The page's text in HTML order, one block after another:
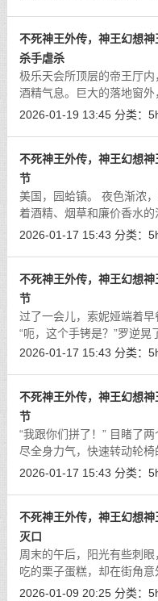
不死神王外传，神王幻想
杀手虐杀
极乐天会所顶层的帝王厅
酒精气息。巨大的落地窗
内奢华的陈设。 [详细]
2026-01-19 13:45 分类：
不死神王外传，神王幻想
节
美国，园蛤镇。 夜色渐浓
着酒精、烟草和廉价香水
个男人正围坐在一起，百无
2026-01-17 15:43 分类：
不死神王外传，神王幻想
节
过了一会儿，索妮娅端着早
“呃，这个手铐是？”罗逆晃
2026-01-17 15:43 分类：
不死神王外传，神王幻想
节
“我跟你们拼了！” 目睹了
尽全身力气，快速转动轮
索菲亚冲了过来。[详细]
2026-01-17 15:43 分类：
不死神王外传，神王幻想
灭口
周末的午后，阳光有些刺
吃的栗子蛋糕，却在街角意
[详细]
2026-01-09 20:25 分类：